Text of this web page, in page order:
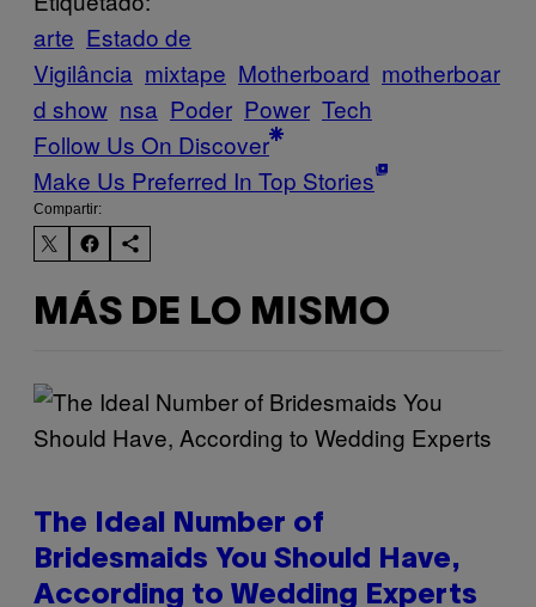
arte Estado de
Vigilância mixtape Motherboard motherboar
d show nsa Poder Power Tech
Follow Us On Discover
Make Us Preferred In Top Stories
Compartir:
MÁS DE LO MISMO
The Ideal Number of
Bridesmaids You Should Have,
According to Wedding Experts